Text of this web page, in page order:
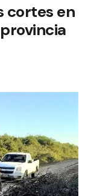
cortes en